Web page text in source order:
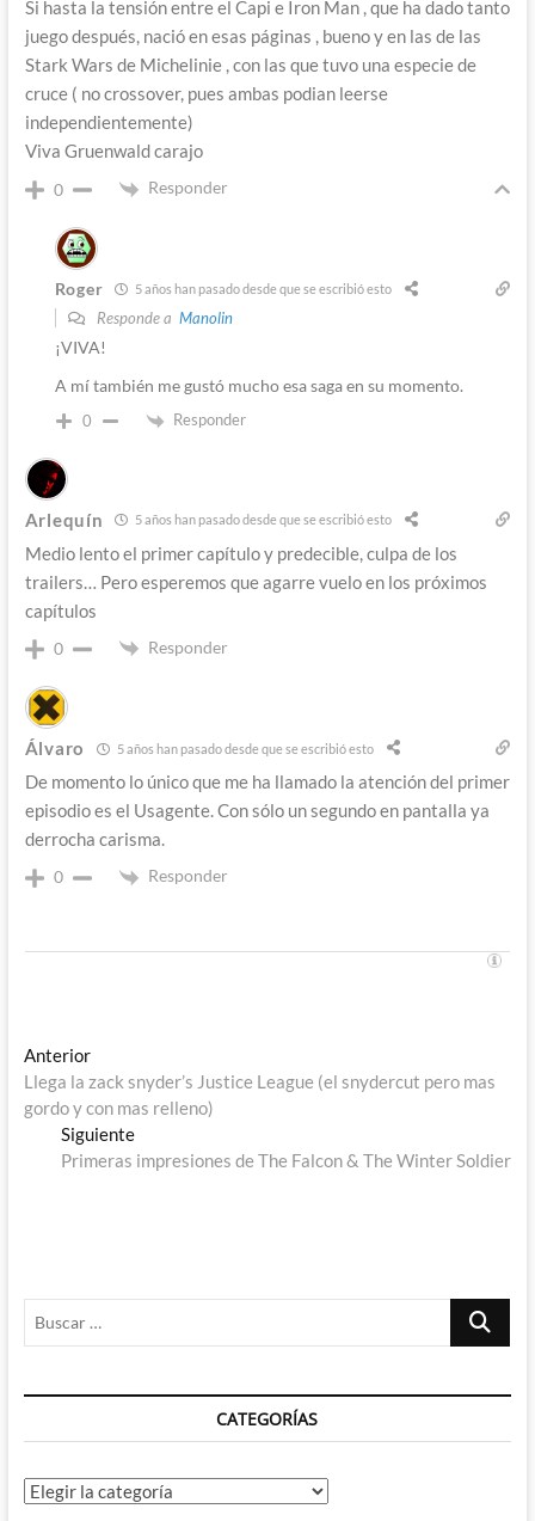
Si hasta la tensión entre el Capi e Iron Man , que ha dado tanto
juego después, nació en esas páginas , bueno y en las de las
Stark Wars de Michelinie , con las que tuvo una especie de
cruce ( no crossover, pues ambas podian leerse
independientemente)
Viva Gruenwald carajo
0 Responder
Roger 5 años han pasado desde que se escribió esto
Responde a Manolin
¡VIVA!
A mí también me gustó mucho esa saga en su momento.
0 Responder
Arlequín 5 años han pasado desde que se escribió esto
Medio lento el primer capítulo y predecible, culpa de los
trailers… Pero esperemos que agarre vuelo en los próximos
capítulos
0 Responder
Álvaro 5 años han pasado desde que se escribió esto
De momento lo único que me ha llamado la atención del primer
episodio es el Usagente. Con sólo un segundo en pantalla ya
derrocha carisma.
0 Responder
Navegación
de
entradas
AnteriorEntrada
anterior:
Llega la zack snyder’s Justice League (el snydercut pero mas
gordo y con mas relleno)
SiguienteEntrada
siguiente:
Primeras impresiones de The Falcon & The Winter Soldier
Buscar
CATEGORÍAS
Categorías